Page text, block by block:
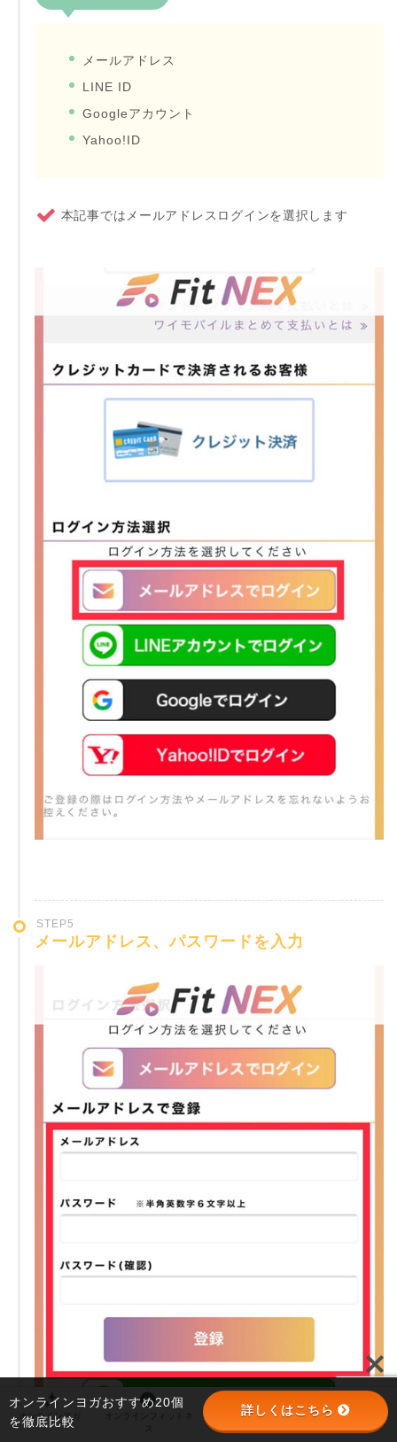
メールアドレス
LINE ID
Googleアカウント
Yahoo!ID
本記事ではメールアドレスログインを選択します
STEP5
メールアドレス、パスワードを入力
オンラインヨガ オンラインパーソナル パーソナルジム
オンラインヨガおすすめ20個
を徹底比較
詳しくはこちら